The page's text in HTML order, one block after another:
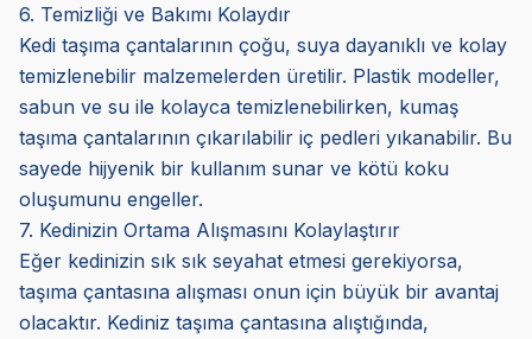
6. Temizliği ve Bakımı Kolaydır
Kedi taşıma çantalarının çoğu, suya dayanıklı ve kolay
temizlenebilir malzemelerden üretilir. Plastik modeller,
sabun ve su ile kolayca temizlenebilirken, kumaş
taşıma çantalarının çıkarılabilir iç pedleri yıkanabilir. Bu
sayede hijyenik bir kullanım sunar ve kötü koku
oluşumunu engeller.
7. Kedinizin Ortama Alışmasını Kolaylaştırır
Eğer kedinizin sık sık seyahat etmesi gerekiyorsa,
taşıma çantasına alışması onun için büyük bir avantaj
olacaktır. Kediniz taşıma çantasına alıştığında,